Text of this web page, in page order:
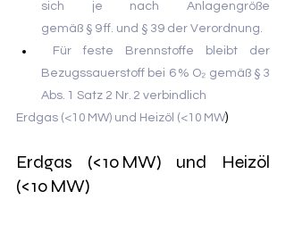
sich je nach Anlagengröße
gemäß § 9 ff. und § 39 der Verordnung.
Bezugssauerstoff bei 6 % O₂ gemäß § 3
Abs. 1 Satz 2 Nr. 2 verbindlich
Erdgas (<10 MW) und Heizöl (<10 MW)
Erdgas (<10 MW) und Heizöl
(<10 MW)